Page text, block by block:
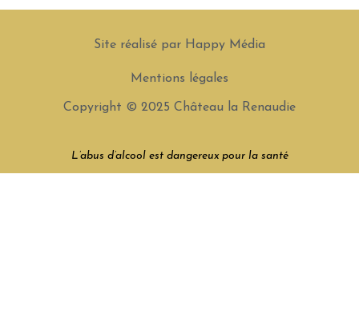
Copyright © 2025 Château la Renaudie
Mentions légales
Site réalisé par Happy Média
L’abus d’alcool est dangereux pour la santé